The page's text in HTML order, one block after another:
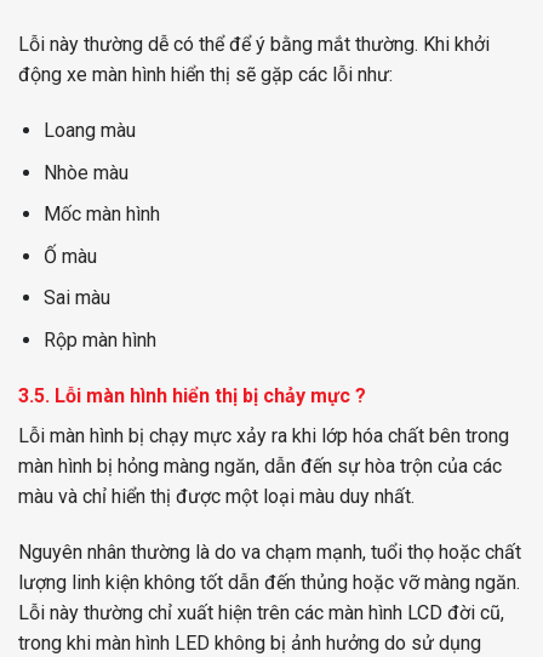
Lỗi này thường dễ có thể để ý bằng mắt thường. Khi khởi
động xe màn hình hiển thị sẽ gặp các lỗi như:
Loang màu
Nhòe màu
Mốc màn hình
Ố màu
Sai màu
Rộp màn hình
3.5. Lỗi màn hình hiển thị bị chảy mực ?
Lỗi màn hình bị chạy mực xảy ra khi lớp hóa chất bên trong
màn hình bị hỏng màng ngăn, dẫn đến sự hòa trộn của các
màu và chỉ hiển thị được một loại màu duy nhất.
Nguyên nhân thường là do va chạm mạnh, tuổi thọ hoặc chất
lượng linh kiện không tốt dẫn đến thủng hoặc vỡ màng ngăn.
Lỗi này thường chỉ xuất hiện trên các màn hình LCD đời cũ,
trong khi màn hình LED không bị ảnh hưởng do sử dụng